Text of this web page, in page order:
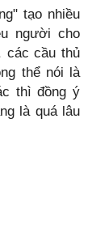
tạo nhiều
người cho
các cầu thủ
thể nói là
thì đồng ý
là quá lâu